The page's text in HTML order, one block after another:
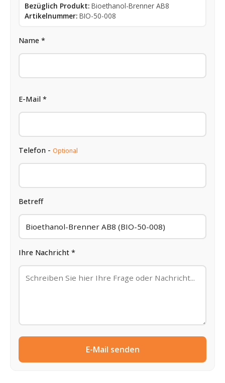
Bezüglich Produkt: Bioethanol-Brenner AB8
Artikelnummer: BIO-50-008
Name *
E-Mail *
Telefon - Optional
Betreff
Ihre Nachricht *
E-Mail senden